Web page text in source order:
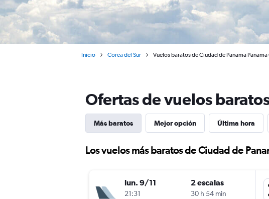
Inicio Corea del Sur Vuelos baratos de Ciudad de Panamá Panama
Ofertas de vuelos
Más baratos Mejor opción Última hora
Los vuelos más baratos de Ciudad de
lun. 9/11
21:31
2 escalas
30 h 54 min